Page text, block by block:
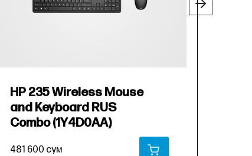
HP 235 Wireless Mouse
and Keyboard RUS
Combo (1Y4D0AA)
481 600 сум